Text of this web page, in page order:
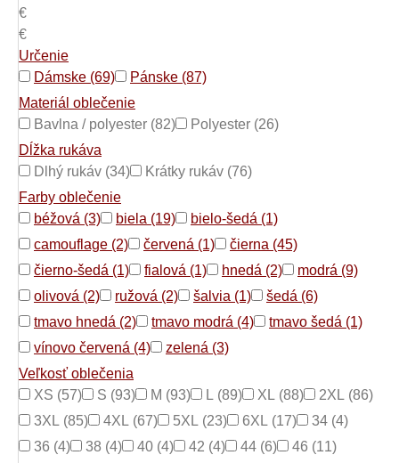
€
€
Určenie
Dámske (69)
Pánske (87)
Materiál oblečenie
Bavlna / polyester (82)
Polyester (26)
Dĺžka rukáva
Dlhý rukáv (34)
Krátky rukáv (76)
Farby oblečenie
béžová (3)
biela (19)
bielo-šedá (1)
camouflage (2)
červená (1)
čierna (45)
čierno-šedá (1)
fialová (1) hnedá (2)
modrá (9)
olivová (2)
ružová (2) šalvia (1)
šedá (6)
tmavo hnedá (2)
tmavo modrá (4)
tmavo šedá (1)
vínovo červená (4)
zelená (3)
Veľkosť oblečenia
XS (57)
S (93) M (93) L (89) XL (88)
2XL (86)
3XL (85)
4XL (67) 5XL (23) 6XL (17)
34 (4)
36 (4)
38 (4) 40 (4) 42 (4) 44 (6)
46 (11)